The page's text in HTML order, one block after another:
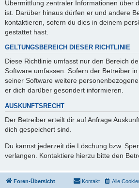
Übermittlung zentraler Informationen über
ist. Darüber hinaus dürfen er und andere
kontaktieren, sofern du dies in deinem
gestattet hast.
GELTUNGSBEREICH DIESER RICHTLINIE
Diese Richtlinie umfasst nur den Bereich
Software umfassen. Sofern der Betreiber
seiner Software weitere
er dich darüber gesondert informieren.
AUSKUNFTSRECHT
Der Betreiber erteilt dir auf Anfrage
dich gespeichert sind.
Du kannst jederzeit die Löschung bzw.
verlangen. Kontaktiere hierzu bitte den
Foren-Übersicht Alle
Kontakt